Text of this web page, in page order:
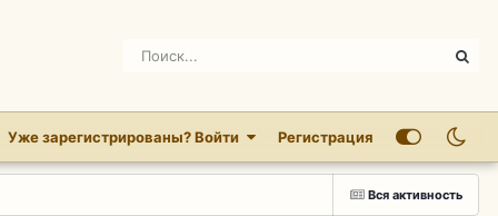
Уже зарегистрированы? Войти Регистрация
Вся активность